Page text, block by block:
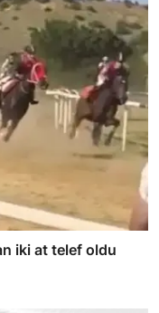
iki at telef oldu